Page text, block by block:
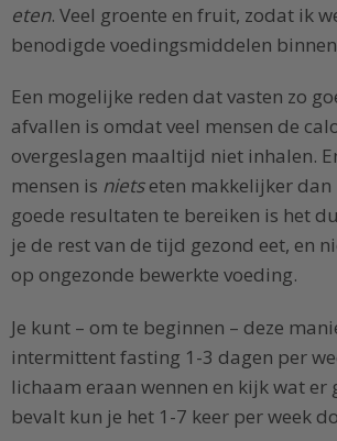
eten. Veel groente en fruit, zodat ik
benodigde voedingsmiddelen
Een mogelijke reden dat vasten zo
afvallen is omdat veel mensen de
overgeslagen maaltijd niet inhalen.
mensen is nietseten makkelijker dan
goede resultaten te bereiken is het
je de rest van de tijd gezond eet, en
op ongezonde bewerkte voeding.
Je kunt – om te beginnen – deze
intermittent fasting 1-3 dagen per
lichaam eraan wennen en kijk wat er
bevalt kun je het 1-7 keer per week